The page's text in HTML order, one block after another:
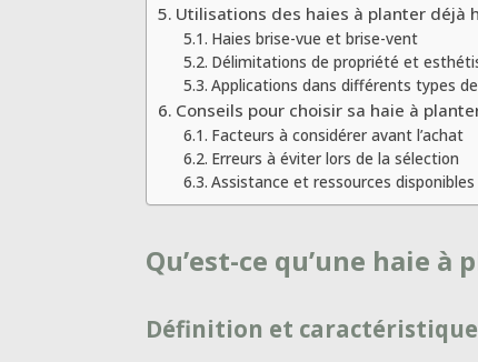
Utilisations des haies à planter déjà
Haies brise-vue et brise-vent
Délimitations de propriété et
Applications dans différents types
Conseils pour choisir sa haie à
Facteurs à considérer avant l’achat
Erreurs à éviter lors de la sélection
Assistance et ressources disponibles
Qu’est-ce qu’une haie
Définition et